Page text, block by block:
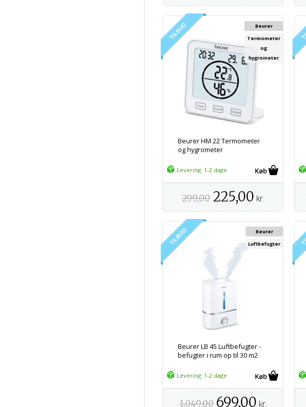
Beurer HM 22 Termometer
og hygrometer
Beurer
Termometer
og
hygrometer
Levering: 1-2 dage
299,00 225,00 kr.
Beurer LB 45 Luftbefugter -
befugter i rum op til 30 m2
Beurer
Luftbefugter
Levering: 1-2 dage
1.049,00 699,00 kr.